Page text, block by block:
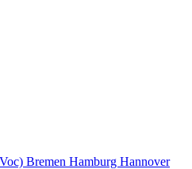
Bremen Hamburg Hannover